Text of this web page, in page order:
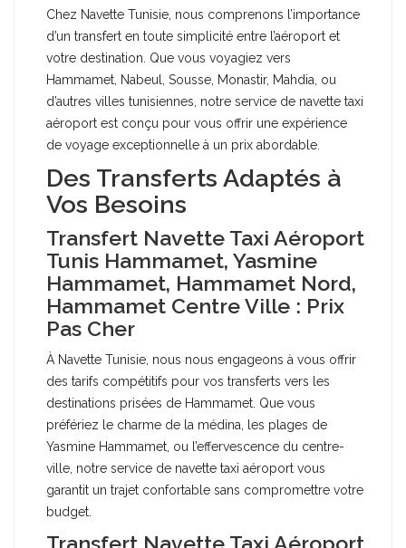
Chez Navette Tunisie, nous comprenons l’importance
d’un transfert en toute simplicité entre l’aéroport et
votre destination. Que vous voyagiez vers
Hammamet, Nabeul, Sousse, Monastir, Mahdia, ou
d’autres villes tunisiennes, notre service de navette taxi
aéroport est conçu pour vous offrir une expérience
de voyage exceptionnelle à un prix abordable.
Des Transferts Adaptés à
Vos Besoins
Transfert Navette Taxi Aéroport
Tunis Hammamet, Yasmine
Hammamet, Hammamet Nord,
Hammamet Centre Ville : Prix
Pas Cher
À Navette Tunisie, nous nous engageons à vous offrir
des tarifs compétitifs pour vos transferts vers les
destinations prisées de Hammamet. Que vous
préfériez le charme de la médina, les plages de
Yasmine Hammamet, ou l’effervescence du centre-
ville, notre service de navette taxi aéroport vous
garantit un trajet confortable sans compromettre votre
budget.
Transfert Navette Taxi Aéroport